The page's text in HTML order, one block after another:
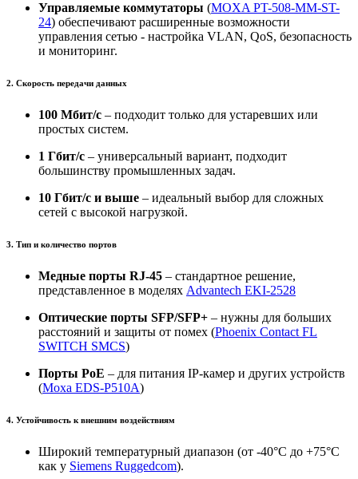
Управляемые коммутаторы (MOXA PT-508-MM-ST-
24) обеспечивают расширенные возможности
управления сетью - настройка VLAN, QoS, безопасность
и мониторинг.
2. Скорость передачи данных
100 Мбит/с – подходит только для устаревших или
простых систем.
1 Гбит/с – универсальный вариант, подходит
большинству промышленных задач.
10 Гбит/с и выше – идеальный выбор для сложных
сетей с высокой нагрузкой.
3. Тип и количество портов
Медные порты RJ-45 – стандартное решение,
представленное в моделях Advantech EKI-2528
Оптические порты SFP/SFP+ – нужны для больших
расстояний и защиты от помех (Phoenix Contact FL
SWITCH SMCS)
Порты PoE – для питания IP-камер и других устройств
(Moxa EDS-P510A)
4. Устойчивость к внешним воздействиям
Широкий температурный диапазон (от -40°C до +75°C
как у Siemens Ruggedcom).